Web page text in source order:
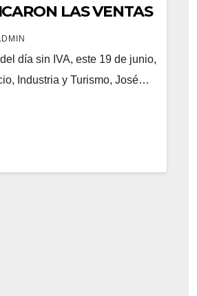
LAS VENTAS
EN
SOLO 34 CASOS
HUBO EN
día sin IVA, este 19 de junio,
Industria y Turismo, José…